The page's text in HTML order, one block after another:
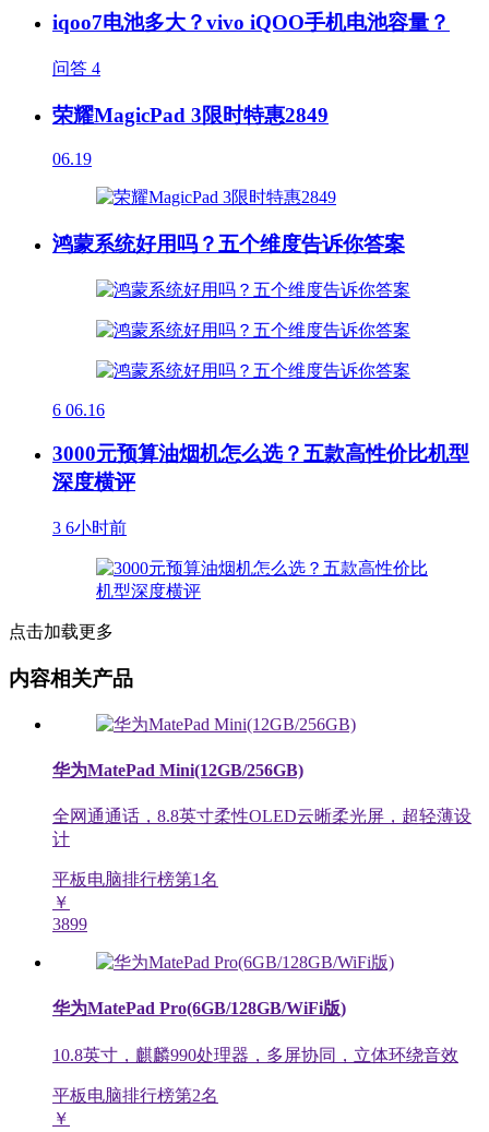
iqoo7电池多大？vivo iQOO手机电池容量？
问答 4
荣耀MagicPad 3限时特惠2849
06.19
鸿蒙系统好用吗？五个维度告诉你答案
6 06.16
3000元预算油烟机怎么选？五款高性价比机型
深度横评
3 6小时前
点击加载更多
内容相关产品
华为MatePad Mini(12GB/256GB)
全网通通话，8.8英寸柔性OLED云晰柔光屏，超轻薄设
计
平板电脑排行榜第1名
￥
3899
华为MatePad Pro(6GB/128GB/WiFi版)
10.8英寸，麒麟990处理器，多屏协同，立体环绕音效
平板电脑排行榜第2名
￥